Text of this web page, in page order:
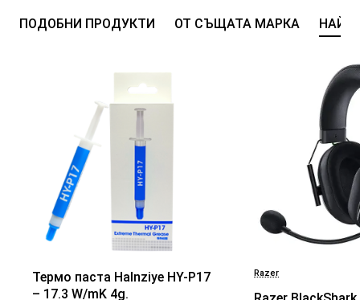
ПОДОБНИ ПРОДУКТИ ОТ СЪЩАТА МАРКА НАЙ-
БЕСТСЕЛЪР
Термо паста Halnziye HY-P17
– 17.3 W/mK 4g.
Razer